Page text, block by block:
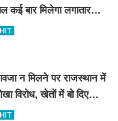
बार मिलेगा लगातार
न मिलने पर राजस्थान में
विरोध, खेतों में बो दिए
नोट, वीडियो वायरल